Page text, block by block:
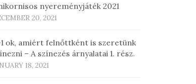
nyereményjáték 2021
20, 2021
ok, amiért felnőttként is szeretünk
– A színezés árnyalatai 1. rész.
18, 2021